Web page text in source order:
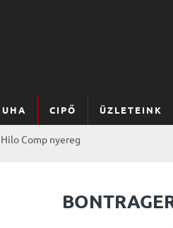
CIPŐ ÜZLETEINK
Comp nyereg